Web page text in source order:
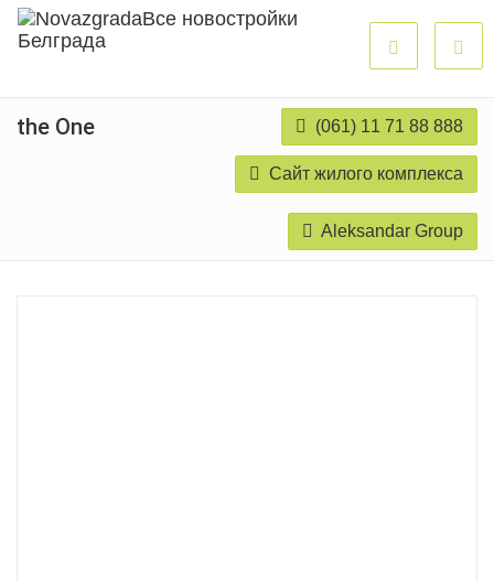
the One (061) 11 71 88 888
Сайт жилого комплекса
Aleksandar Group